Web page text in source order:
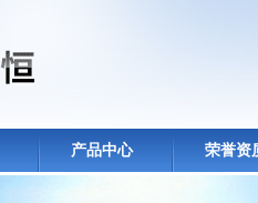
产品中心 荣誉资